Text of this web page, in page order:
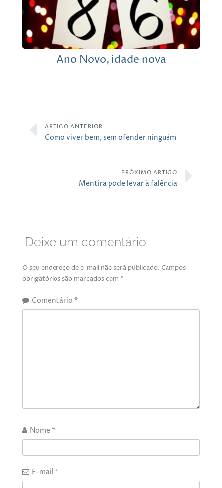
Ano Novo, idade nova
ARTIGO ANTERIOR
Como viver bem, sem ofender ninguém
PRÓXIMO ARTIGO
Mentira pode levar à falência
Deixe um comentário
O seu endereço de e-mail não será publicado. Campos
obrigatórios são marcados com *
Comentário *
Nome *
E-mail *